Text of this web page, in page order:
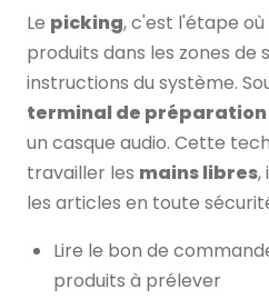
Le picking, c'est l'étape
produits dans les zones de
instructions du système.
terminal de préparation
un casque audio. Cette
travailler les mains libres,
les articles en toute
Lire le bon de
produits à prélever